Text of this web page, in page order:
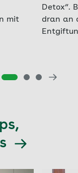
mit
Detox“.
dran an